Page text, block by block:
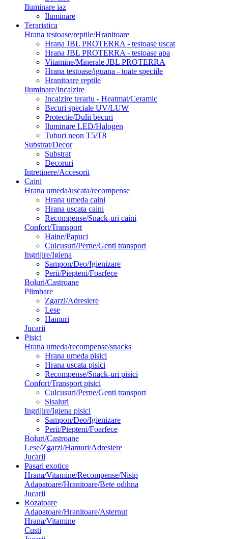
Iluminare iaz
Iluminare
Teraristica
Hrana testoase/reptile/Hranitoare
Hrana JBL PROTERRA - testoase uscat
Hrana JBL PROTERRA - testoase apa
Vitamine/Minerale JBL PROTERRA
Hrana testoase/iguana - toate speciile
Hranitoare reptile
Iluminare/Incalzire
Incalzire terariu - Heatmat/Ceramic
Becuri speciale UV/LUW
Protectie/Dulii becuri
Iluminare LED/Halogen
Tuburi neon T5/T8
Substrat/Decor
Substrat
Decoruri
Intretinere/Accesorii
Caini
Hrana umeda/uscata/recompense
Hrana umeda caini
Hrana uscata caini
Recompense/Snack-uri caini
Confort/Transport
Haine/Papuci
Culcusuri/Perne/Genti transport
Ingrijire/Igiena
Sampon/Deo/Igienizare
Perii/Piepteni/Foarfece
Boluri/Castroane
Plimbare
Zgarzi/Adresiere
Lese
Hamuri
Jucarii
Pisici
Hrana umeda/recompense/snacks
Hrana umeda pisici
Hrana uscata pisici
Recompense/Snack-uri pisici
Confort/Transport pisici
Culcusuri/Perne/Genti transport
Sisaluri
Ingrijire/Igiena pisici
Sampon/Deo/Igienizare
Perii/Piepteni/Foarfece
Boluri/Castroane
Lese/Zgarzi/Hamuri/Adresiere
Jucarii
Pasari exotice
Hrana/Vitamine/Recompense/Nisip
Adapatoare/Hranitoare/Bete odihna
Jucarii
Rozatoare
Adapatoare/Hranitoare/Asternut
Hrana/Vitamine
Custi